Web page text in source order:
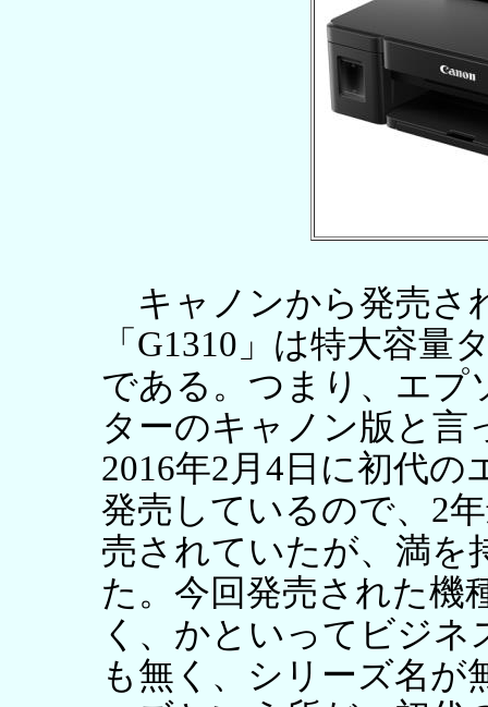
キャノンから発売さ
「G1310」は特大容
である。つまり、エプ
ターのキャノン版と言
2016年2月4日に初代
発売しているので、2
売されていたが、満を
た。今回発売された機
く、かといってビジ
も無く、シリーズ名が